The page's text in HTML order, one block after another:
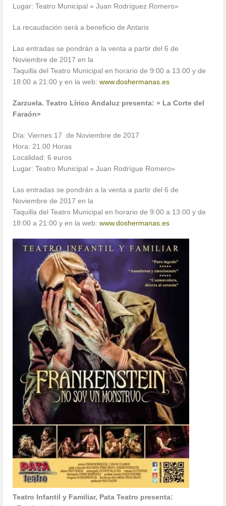
Lugar: Teatro Municipal » Juan Rodríguez Romero»
La recaudación será a beneficio de Antaris
Las entradas se pondrán a la venta a partir del 6 de
Noviembre de 2017 en la
Taquilla del Teatro Municipal en horario de 9:00 a 13:00 y de
18:00 a 21:00 y en la web:www.doshermanas.es
Zarzuela. Teatro Lírico Andaluz presenta: » La Corte del
Faraón»
Día: Viernes 17 de Noviembre de 2017
Hora: 21.00 Horas
Localidad: 6 euros
Lugar: Teatro Municipal » Juan Rodrígue Romero»
Las entradas se pondrán a la venta a partir del 6 de
Noviembre de 2017 en la
Taquilla del Teatro Municipal en horario de 9:00 a 13:00 y de
18:00 a 21:00 y en la web:www.doshermanas.es
Teatro Infantil y Familiar, Pata Teatro presenta: